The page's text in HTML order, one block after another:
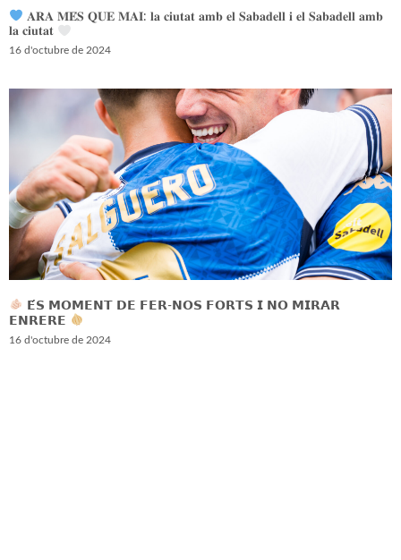
𝐀𝐑𝐀 𝐌𝐄́𝐒 𝐐𝐔𝐄 𝐌𝐀𝐈: 𝐥𝐚 𝐜𝐢𝐮𝐭𝐚𝐭 𝐚𝐦𝐛 𝐞𝐥 𝐒𝐚𝐛𝐚𝐝𝐞𝐥𝐥 𝐢 𝐞𝐥 𝐒𝐚𝐛𝐚𝐝𝐞𝐥𝐥 𝐚𝐦𝐛
𝐥𝐚 𝐜𝐢𝐮𝐭𝐚𝐭
16 d'octubre de 2024
𝗘́𝗦 𝗠𝗢𝗠𝗘𝗡𝗧 𝗗𝗘 𝗙𝗘𝗥-𝗡𝗢𝗦 𝗙𝗢𝗥𝗧𝗦 𝗜 𝗡𝗢 𝗠𝗜𝗥𝗔𝗥
𝗘𝗡𝗥𝗘𝗥𝗘
16 d'octubre de 2024